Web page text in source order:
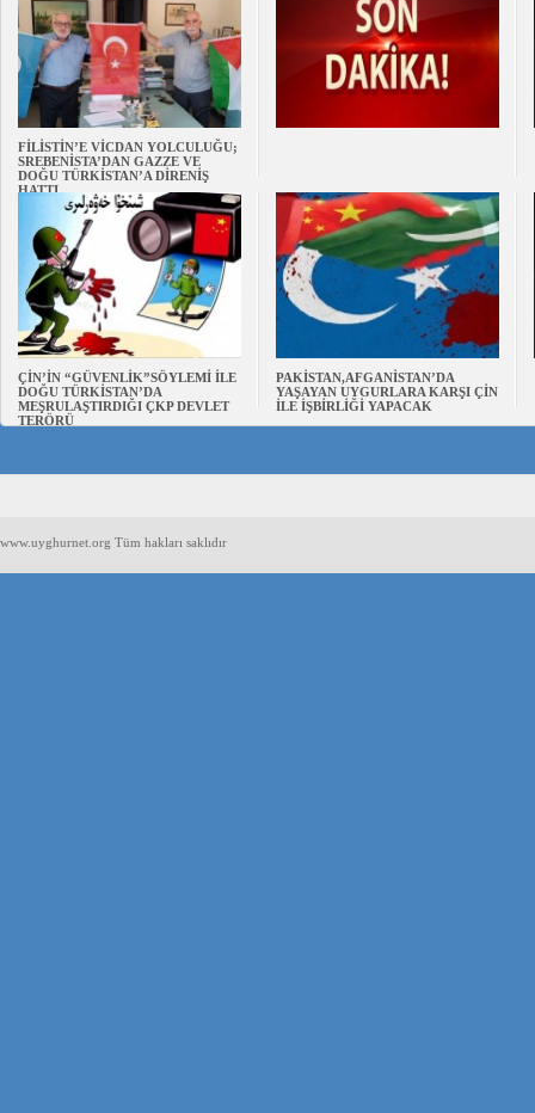
FİLİSTİN’E VİCDAN YOLCULUĞU;
SREBENİSTA’DAN GAZZE VE
DOĞU TÜRKİSTAN’A DİRENİŞ
HATTI
ÇİN’İN “GÜVENLİK”SÖYLEMİ İLE
DOĞU TÜRKİSTAN’DA
MEŞRULAŞTIRDIĞI ÇKP DEVLET
TERÖRÜ
PAKİSTAN,AFGANİSTAN’DA
YAŞAYAN UYGURLARA KARŞI ÇİN
İLE İŞBİRLİĞİ YAPACAK
www.uyghurnet.org Tüm hakları saklıdır